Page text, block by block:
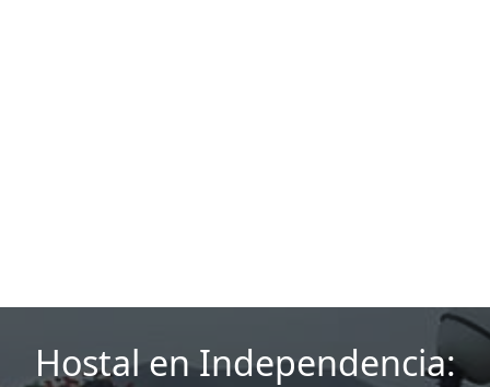
Hostal en Independencia: